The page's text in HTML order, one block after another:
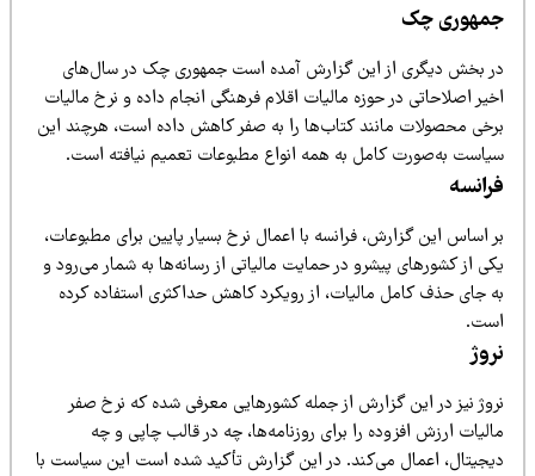
چک
بخش دیگری از این گزارش آمده است جمهوری چک در سال‌های
اصلاحاتی در حوزه مالیات اقلام فرهنگی انجام داده و نرخ مالیات
محصولات مانند کتاب‌ها را به صفر کاهش داده است، هرچند این
به‌صورت کامل به همه انواع مطبوعات تعمیم نیافته است.
اساس این گزارش، فرانسه با اعمال نرخ بسیار پایین برای مطبوعات،
از کشورهای پیشرو در حمایت مالیاتی از رسانه‌ها به شمار می‌رود و
جای حذف کامل مالیات، از رویکرد کاهش حداکثری استفاده کرده
نیز در این گزارش از جمله کشورهایی معرفی شده که نرخ صفر
ارزش افزوده را برای روزنامه‌ها، چه در قالب چاپی و چه
اعمال می‌کند. در این گزارش تأکید شده است این سیاست با